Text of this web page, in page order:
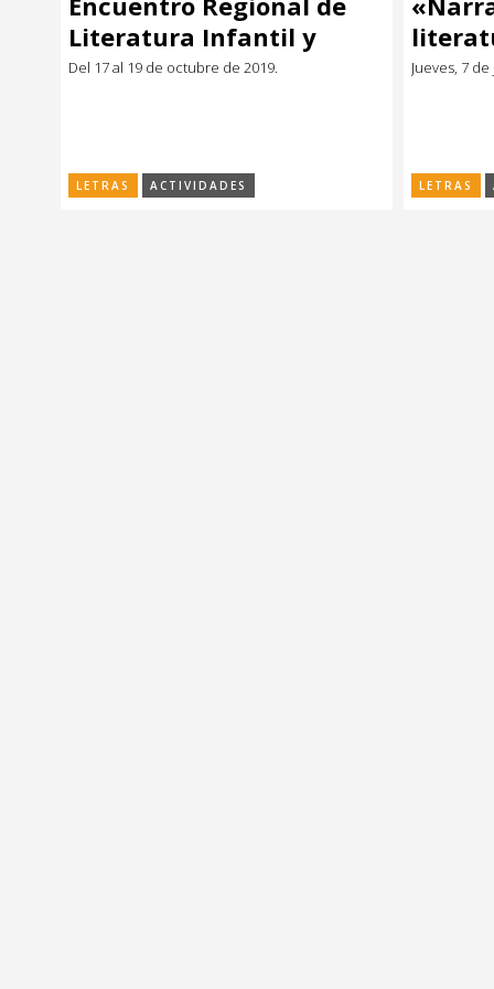
Música Música
Sin categoría Sin categoría
Literatura Infantil y
Juvenil – IBBY
Del 17 al 19 de octubre de 2019.
LETRAS ACTIVIDADES
Jueves, 7
LETRAS